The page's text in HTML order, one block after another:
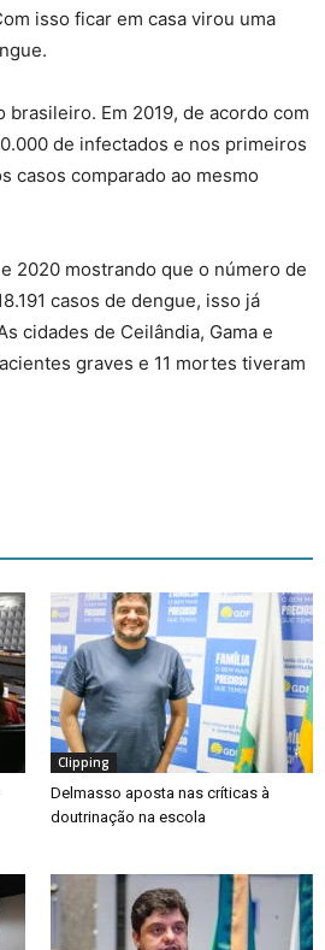
isso ficar em casa virou uma
brasileiro. Em 2019, de acordo com
de infectados e nos primeiros
casos comparado ao mesmo
2020 mostrando que o número de
casos de dengue, isso já
cidades de Ceilândia, Gama e
graves e 11 mortes tiveram
Clipping
Delmasso aposta nas críticas à
doutrinação na escola